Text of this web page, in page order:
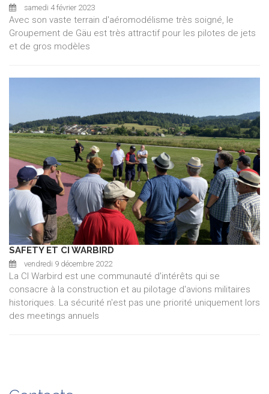
samedi 4 février 2023
Avec son vaste terrain d'aéromodélisme très soigné, le
Groupement de Gäu est très attractif pour les pilotes de jets
et de gros modèles
SAFETY ET CI WARBIRD
vendredi 9 décembre 2022
La CI Warbird est une communauté d'intérêts qui se
consacre à la construction et au pilotage d'avions militaires
historiques. La sécurité n'est pas une priorité uniquement lors
des meetings annuels